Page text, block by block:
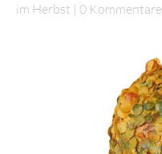
im Herbst 0 Kommentare